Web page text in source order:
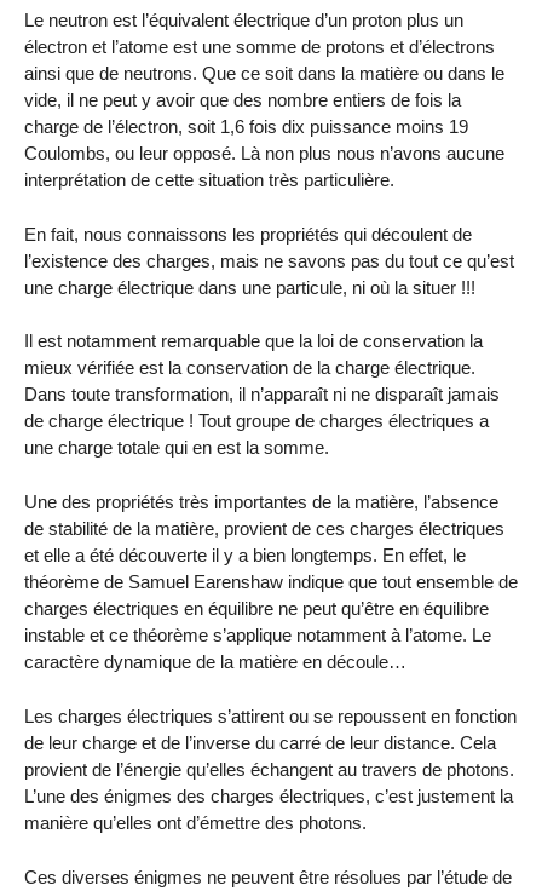
Le neutron est l’équivalent électrique d’un proton plus un
électron et l’atome est une somme de protons et d’électrons
ainsi que de neutrons. Que ce soit dans la matière ou dans le
vide, il ne peut y avoir que des nombre entiers de fois la
charge de l’électron, soit 1,6 fois dix puissance moins 19
Coulombs, ou leur opposé. Là non plus nous n’avons aucune
interprétation de cette situation très particulière.
En fait, nous connaissons les propriétés qui découlent de
l’existence des charges, mais ne savons pas du tout ce qu’est
une charge électrique dans une particule, ni où la situer !!!
Il est notamment remarquable que la loi de conservation la
mieux vérifiée est la conservation de la charge électrique.
Dans toute transformation, il n’apparaît ni ne disparaît jamais
de charge électrique ! Tout groupe de charges électriques a
une charge totale qui en est la somme.
Une des propriétés très importantes de la matière, l’absence
de stabilité de la matière, provient de ces charges électriques
et elle a été découverte il y a bien longtemps. En effet, le
théorème de Samuel Earenshaw indique que tout ensemble de
charges électriques en équilibre ne peut qu’être en équilibre
instable et ce théorème s’applique notamment à l’atome. Le
caractère dynamique de la matière en découle…
Les charges électriques s’attirent ou se repoussent en fonction
de leur charge et de l’inverse du carré de leur distance. Cela
provient de l’énergie qu’elles échangent au travers de photons.
L’une des énigmes des charges électriques, c’est justement la
manière qu’elles ont d’émettre des photons.
Ces diverses énigmes ne peuvent être résolues par l’étude de